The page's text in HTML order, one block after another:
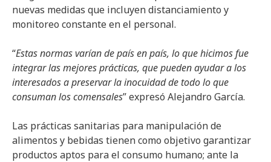
nuevas medidas que incluyen distanciamiento y
monitoreo constante en el personal.
“Estas normas varían de país en país, lo que hicimos fue
integrar las mejores prácticas, que pueden ayudar a los
interesados a preservar la inocuidad de todo lo que
consuman los comensales” expresó Alejandro García.
Las prácticas sanitarias para manipulación de
alimentos y bebidas tienen como objetivo garantizar
productos aptos para el consumo humano; ante la